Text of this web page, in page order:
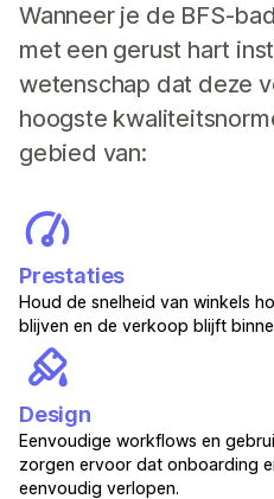
Wanneer je de BFS-
met een gerust hart
wetenschap dat deze
hoogste
gebied van:
Prestaties
Houd de snelheid van winkels
blijven en de verkoop blijft
Design
Eenvoudige workflows en
zorgen ervoor dat onboarding
eenvoudig verlopen.